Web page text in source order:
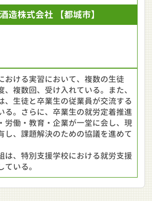
造株式会社 【都城市】
おける実習において、複数の生徒
、複数回、受け入れている。また、
、生徒と卒業生の従業員が交流する
る。さらに、卒業生の就労定着推進
労働・教育・企業が一堂に会し、現
し、課題解決のための協議を進めて
は、特別支援学校における就労支援
いる。